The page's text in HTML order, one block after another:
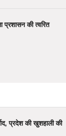
प्रशासन की त्वरित
प्रदेश की खुशहाली की